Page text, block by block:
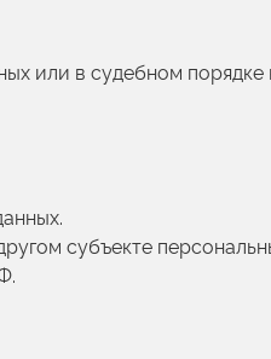
или в судебном
субъекте